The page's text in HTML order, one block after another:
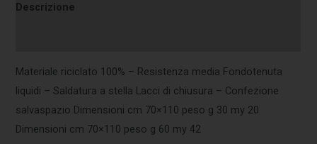
Descrizione
Materiale riciclato 100% – Resistenza media Fondotenuta
liquidi – Saldatura a stella Lacci di chiusura – Confezione
salvaspazio Dimensioni cm 70×110 peso g 30 my 20
Dimensioni cm 70×110 peso g 60 my 42